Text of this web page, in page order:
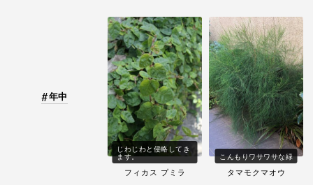
年中
じわじわと侵略してき
ます。
フィカス プミラ
こんもりワサワサな緑
タマモクマオウ